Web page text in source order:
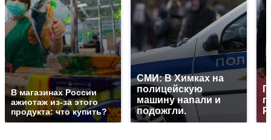
В магазинах России
ажиотаж из-за этого
продукта: что купить?
СМИ: В Химках на
полицейскую
машину напали и
подожгли.